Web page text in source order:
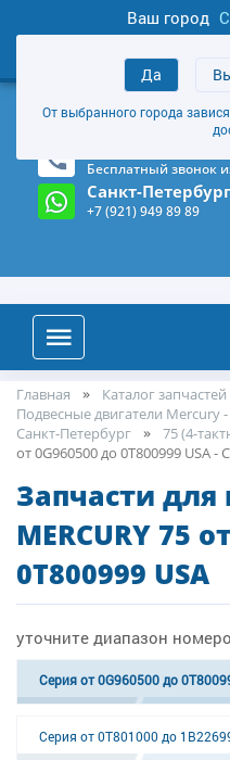
Ваш город
Да
От выбранного города
товаров
+7 (921) 949 89
Магазин и склад в
Бесплатный звонок
Санкт-Петербург
+7 (921) 949 89 89
Главная
Каталог
Подвесные двигатели Mercury
Санкт-Петербург
75 (4-
от 0G960500 до 0T800999 USA -
Запчасти для
MERCURY 75
0T800999 USA
уточните диапазон
Серия от 0G960500 до
Серия от 0T801000 до